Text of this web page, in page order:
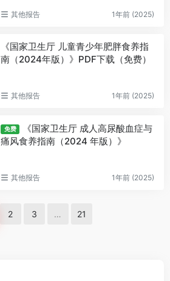
其他报告 1年前 (2025)
《国家卫生厅 儿童青少年肥胖食养指
南（2024年版）》PDF下载（免费）
其他报告 1年前 (2025)
免费
《国家卫生厅 成人高尿酸血症与
痛风食养指南（2024 年版）》
其他报告 1年前 (2025)
2 3 … 21